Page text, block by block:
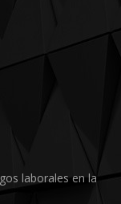
laborales en la